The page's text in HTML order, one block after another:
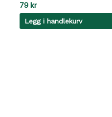
79 kr
Legg i handlekurv